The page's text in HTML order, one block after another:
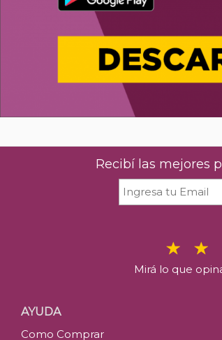
Recibí las mejores
Mirá lo que
AYUDA
Como Comprar